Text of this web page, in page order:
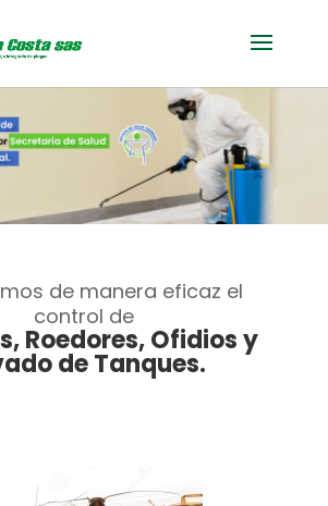
de manera eficaz el
control de
Roedores, Ofidios y
de Tanques.